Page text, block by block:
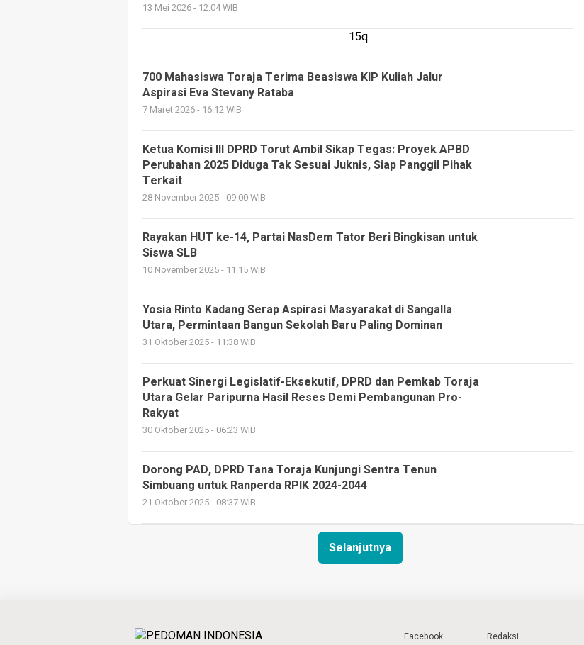
13 Mei 2026 - 12:04 WIB
15q
700 Mahasiswa Toraja Terima Beasiswa KIP Kuliah Jalur
Aspirasi Eva Stevany Rataba
7 Maret 2026 - 16:12 WIB
Ketua Komisi III DPRD Torut Ambil Sikap Tegas: Proyek APBD
Perubahan 2025 Diduga Tak Sesuai Juknis, Siap Panggil Pihak
Terkait
28 November 2025 - 09:00 WIB
Rayakan HUT ke-14, Partai NasDem Tator Beri Bingkisan untuk
Siswa SLB
10 November 2025 - 11:15 WIB
Yosia Rinto Kadang Serap Aspirasi Masyarakat di Sangalla
Utara, Permintaan Bangun Sekolah Baru Paling Dominan
31 Oktober 2025 - 11:38 WIB
Perkuat Sinergi Legislatif-Eksekutif, DPRD dan Pemkab Toraja
Utara Gelar Paripurna Hasil Reses Demi Pembangunan Pro-
Rakyat
30 Oktober 2025 - 06:23 WIB
Dorong PAD, DPRD Tana Toraja Kunjungi Sentra Tenun
Simbuang untuk Ranperda RPIK 2024-2044
21 Oktober 2025 - 08:37 WIB
Selanjutnya
Facebook Redaksi